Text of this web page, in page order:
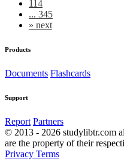
114
... 345
» next
Products
Documents Flashcards
Support
Report Partners
© 2013 - 2026 studylibtr.com
are the property of their
Privacy Terms